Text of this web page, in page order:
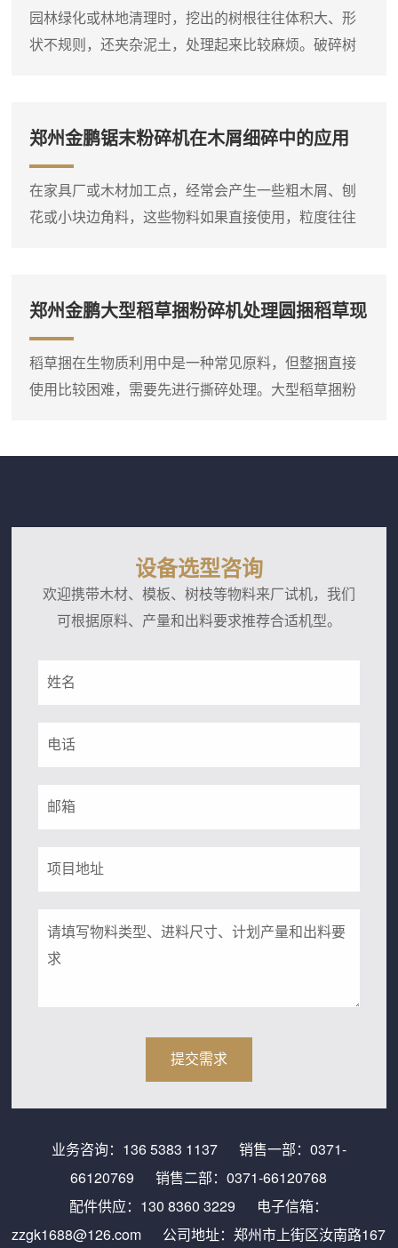
木材粉碎机是一个大类，包括盘式削片机、鼓式削片
机、综合破碎机等多种类型...
园林绿化或林地清理时，挖出的树根往往体积大、形
状不规则，还夹杂泥土，处理起来比较麻烦。破碎树
放。设备进料口宽大，带有液压压料装置，可以将树
根强制压入破碎腔，即使形状复杂的树根也能顺利吃
装有厚重的破碎刀片，由大功率电机或柴油机驱动。
树根放入料斗后，液压压料器将...
郑州金鹏锯末粉碎机在木屑细碎中的应用
在家具厂或木材加工点，经常会产生一些粗木屑、刨
花或小块边角料，这些物料如果直接使用，粒度往往
粉碎成较细的锯末。这台锯末粉碎机通常采用高速旋
转的转子对物料进行打击和剪切，粉碎腔内设有筛
以连接料仓或人工喂入，粗木屑进入粉碎腔后，在高
速转子的冲击下迅速破碎，细粉...
郑州金鹏大型稻草捆粉碎机处理圆捆稻草现
场
稻草捆在生物质利用中是一种常见原料，但整捆直接
使用比较困难，需要先进行撕碎处理。大型稻草捆粉
量。这台撕碎机的工作部分由两根平行刀轴组成，刀
重力作用下落到刀轴上，双轴相...
设备选型咨询
欢迎携带木材、模板、树枝等物料来厂试机，我们
可根据原料、产量和出料要求推荐合适机型。
业务咨询： 136 5383 1137销售一部： 0371-
66120769 销售二部：0371-66120768
配件供应： 130 8360 3229 电子信箱：
zzgk1688@126.com 公司地址：郑州市上街区汝南路167